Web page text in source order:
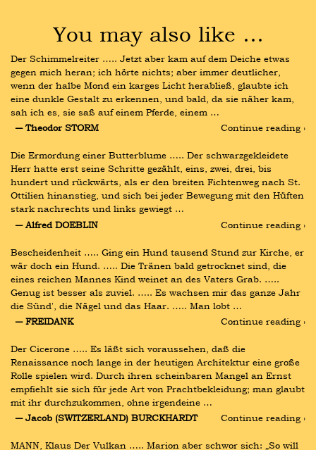
You may also like …
Der Schimmelreiter ….. Jetzt aber kam auf dem Deiche etwas
gegen mich heran; ich hörte nichts; aber immer deutlicher,
wenn der halbe Mond ein karges Licht herabließ, glaubte ich
eine dunkle Gestalt zu erkennen, und bald, da sie näher kam,
sah ich es, sie saß auf einem Pferde, einem …
― Theodor STORM
Continue reading ›
Die Ermordung einer Butterblume ….. Der schwarzgekleidete
Herr hatte erst seine Schritte gezählt, eins, zwei, drei, bis
hundert und rückwärts, als er den breiten Fichtenweg nach St.
Ottilien hinanstieg, und sich bei jeder Bewegung mit den Hüften
stark nachrechts und links gewiegt …
― Alfred DOEBLIN
Continue reading ›
Bescheidenheit ….. Ging ein Hund tausend Stund zur Kirche, er
wär doch ein Hund. ….. Die Tränen bald getrocknet sind, die
eines reichen Mannes Kind weinet an des Vaters Grab. …..
Genug ist besser als zuviel. ….. Es wachsen mir das ganze Jahr
die Sünd', die Nägel und das Haar. ….. Man lobt …
― FREIDANK
Continue reading ›
Der Cicerone ….. Es läßt sich voraussehen, daß die
Renaissance noch lange in der heutigen Architektur eine große
Rolle spielen wird. Durch ihren scheinbaren Mangel an Ernst
empfiehlt sie sich für jede Art von Prachtbekleidung; man glaubt
mit ihr durchzukommen, ohne irgendeine …
― Jacob (SWITZERLAND) BURCKHARDT
Continue reading ›
MANN, Klaus Der Vulkan ….. Marion aber schwor sich: „So will